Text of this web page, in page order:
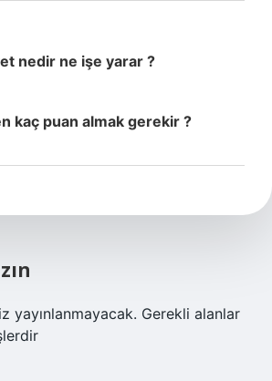
nedir ne işe yarar ?
kaç puan almak gerekir ?
yayınlanmayacak. Gerekli alanlar